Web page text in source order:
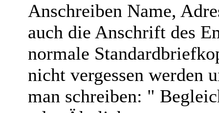
Anschreiben Name,
auch die Anschrift des
normale
nicht vergessen werden
man schreiben: "